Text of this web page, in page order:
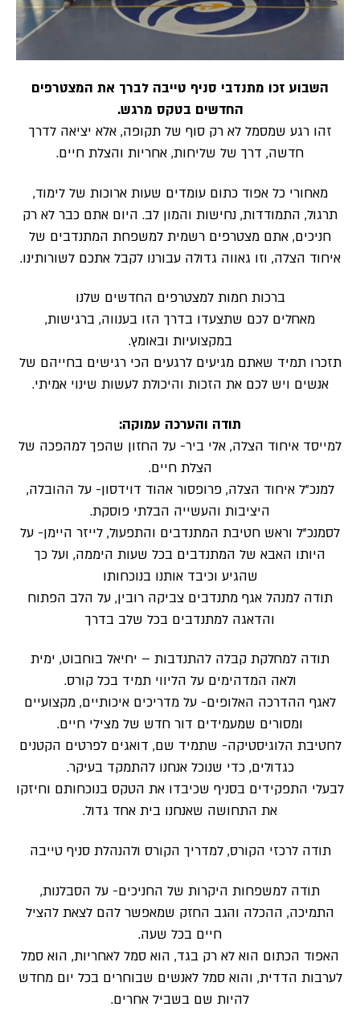
השבוע זכו מתנדבי סניף טייבה לברך את המצטרפים
החדשים בטקס מרגש.
זהו רגע שמסמל לא רק סוף של תקופה, אלא יציאה לדרך
חדשה, דרך של שליחות, אחריות והצלת חיים.
מאחורי כל אפוד כתום עומדים שעות ארוכות של לימוד,
תרגול, התמודדות, נחישות והמון לב. היום אתם כבר לא רק
חניכים, אתם מצטרפים רשמית למשפחת המתנדבים של
איחוד הצלה, וזו גאווה גדולה עבורנו לקבל אתכם לשורותינו.
ברכות חמות למצטרפים החדשים שלנו
מאחלים לכם שתצעדו בדרך הזו בענווה, ברגישות,
במקצועיות ובאומץ.
תזכרו תמיד שאתם מגיעים לרגעים הכי רגישים בחייהם של
אנשים ויש לכם את הזכות והיכולת לעשות שינוי אמיתי.
תודה והערכה עמוקה:
למייסד איחוד הצלה, אלי ביר- על החזון שהפך למהפכה של
הצלת חיים.
למנכ”ל איחוד הצלה, פרופסור אהוד דוידסון- על ההובלה,
היציבות והעשייה הבלתי פוסקת.
לסמנכ”ל וראש חטיבת המתנדבים והתפעול, לייזר היימן- על
היותו האבא של המתנדבים בכל שעות היממה, ועל כך
שהגיע וכיבד אותנו בנוכחותו
תודה למנהל אגף מתנדבים צביקה רובין, על הלב הפתוח
והדאגה למתנדבים בכל שלב בדרך
תודה למחלקת קבלה להתנדבות – יחיאל בוחבוט, ימית
ולאה המדהימים על הליווי תמיד בכל קורס.
לאגף ההדרכה האלופים- על מדריכים איכותיים, מקצועיים
ומסורים שמעמידים דור חדש של מצילי חיים.
לחטיבת הלוגיסטיקה- שתמיד שם, דואגים לפרטים הקטנים
כגדולים, כדי שנוכל אנחנו להתמקד בעיקר.
לבעלי התפקידים בסניף שכיבדו את הטקס בנוכחותם וחיזקו
את התחושה שאנחנו בית אחד גדול.
תודה לרכזי הקורס, למדריך הקורס ולהנהלת סניף טייבה
תודה למשפחות היקרות של החניכים- על הסבלנות,
התמיכה, ההכלה והגב החזק שמאפשר להם לצאת להציל
חיים בכל שעה.
האפוד הכתום הוא לא רק בגד, הוא סמל לאחריות, הוא סמל
לערבות הדדית, והוא סמל לאנשים שבוחרים בכל יום מחדש
להיות שם בשביל אחרים.